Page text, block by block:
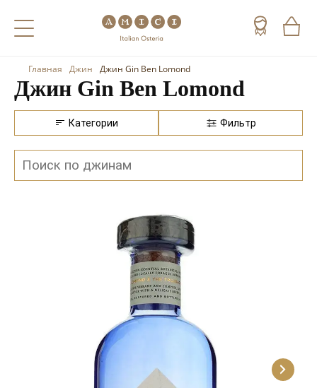
Назад
Холодные напитки
Чай
Кофе
Назад
Вино
Шампанское
Игристое вино
Красные вина
Белые вина
Розовые вина
Итальянские вина
Французские вина
Назад
Виски
Коньяк
Арманьяк
Мескаль
Кальвадос
Граппа
Главная Джин Джин Gin Ben Lomond
Джин Gin Ben Lomond
Категории Фильтр